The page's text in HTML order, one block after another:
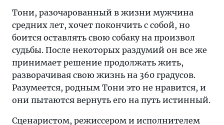
подборку
главных
новинок
этой
весны,
способных
заставить
забыть
о
Тони, разочарованный в жизни мужчина
средних лет, хочет покончить с собой, но
боится оставлять свою собаку на произвол
судьбы. После некоторых раздумий он все же
принимает решение продолжать жить,
разворачивая свою жизнь на 360 градусов.
Разумеется, родным Тони это не нравится, и
они пытаются вернуть его на путь истинный.
Сценаристом, режиссером и исполнителем